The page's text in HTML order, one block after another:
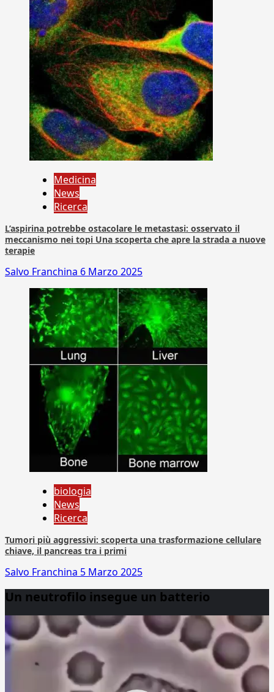
Medicina
News
Ricerca
L’aspirina potrebbe ostacolare le metastasi: osservato il
meccanismo nei topi Una scoperta che apre la strada a nuove
terapie
Salvo Franchina 6 Marzo 2025
biologia
News
Ricerca
Tumori più aggressivi: scoperta una trasformazione cellulare
chiave, il pancreas tra i primi
Salvo Franchina 5 Marzo 2025
Un neutrofilo insegue un batterio
Player